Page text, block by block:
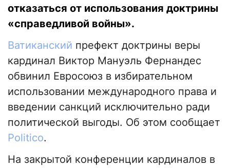
отказаться от использования доктрины
«справедливой войны».
Ватиканский префект доктрины веры
кардинал Виктор Мануэль Фернандес
обвинил Евросоюз в избирательном
использовании международного права и
введении санкций исключительно ради
политической выгоды. Об этом сообщает
Politico.
На закрытой конференции кардиналов в